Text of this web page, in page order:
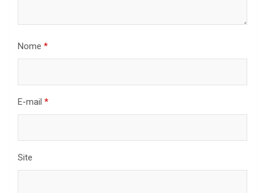
Nome *
E-mail *
Site